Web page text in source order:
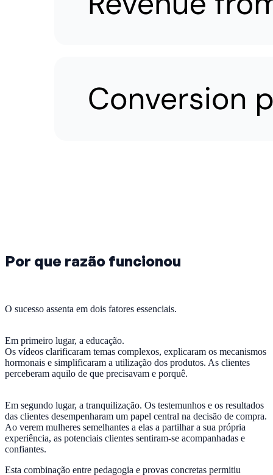
Por que razão funcionou
O sucesso assenta em dois fatores essenciais.
Em primeiro lugar, a educação.
Os vídeos clarificaram temas complexos, explicaram os mecanismos
hormonais e simplificaram a utilização dos produtos. As clientes
perceberam aquilo de que precisavam e porquê.
Em segundo lugar, a tranquilização. Os testemunhos e os resultados
das clientes desempenharam um papel central na decisão de compra.
Ao verem mulheres semelhantes a elas a partilhar a sua própria
experiência, as potenciais clientes sentiram-se acompanhadas e
confiantes.
Esta combinação entre pedagogia e provas concretas permitiu